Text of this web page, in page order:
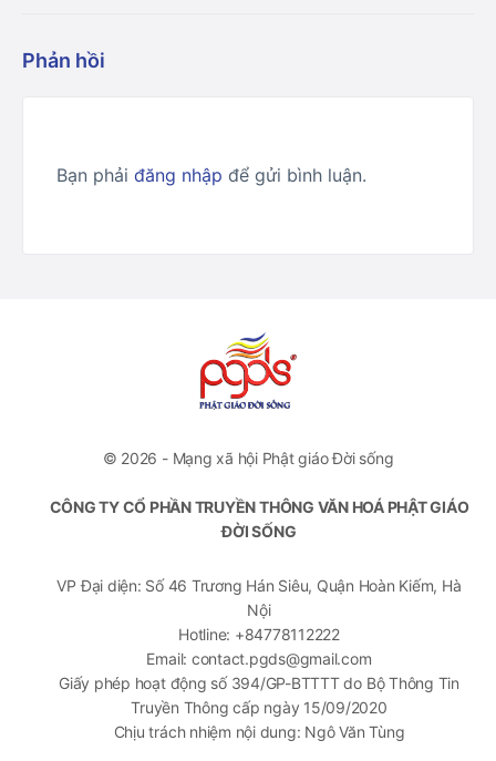
Phản hồi
Bạn phải đăng nhập để gửi bình luận.
© 2026 - Mạng xã hội Phật giáo Đời sống
CÔNG TY CỔ PHẦN TRUYỀN THÔNG VĂN HOÁ PHẬT GIÁO
ĐỜI SỐNG
VP Đại diện: Số 46 Trương Hán Siêu, Quận Hoàn Kiếm, Hà
Nội
Hotline: +84778112222
Email: contact.pgds@gmail.com
Giấy phép hoạt động số 394/GP-BTTTT do Bộ Thông Tin
Truyền Thông cấp ngày 15/09/2020
Chịu trách nhiệm nội dung: Ngô Văn Tùng